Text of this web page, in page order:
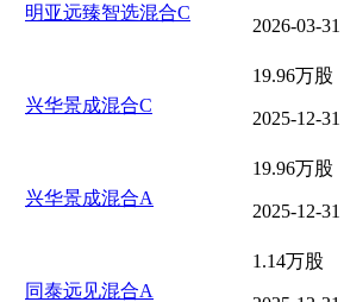
明亚远臻智选混合C
2026-03-31
兴华景成混合C
19.96万股
2025-12-31
兴华景成混合A
19.96万股
2025-12-31
同泰远见混合A
1.14万股